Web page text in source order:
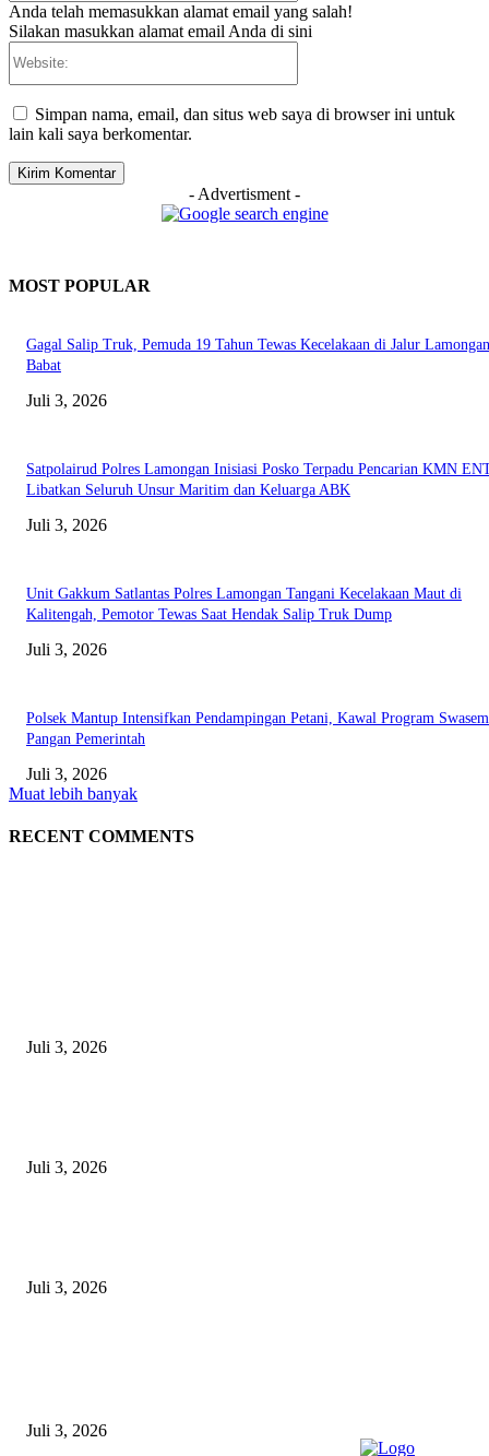
Anda telah memasukkan alamat email yang salah!
Silakan masukkan alamat email Anda di sini
Simpan nama, email, dan situs web saya di browser ini untuk
lain kali saya berkomentar.
- Advertisment -
MOST POPULAR
Gagal Salip Truk, Pemuda 19 Tahun Tewas Kecelakaan di Jalur
Babat
Juli 3, 2026
Satpolairud Polres Lamongan Inisiasi Posko Terpadu Pencarian KMN
Libatkan Seluruh Unsur Maritim dan Keluarga ABK
Juli 3, 2026
Unit Gakkum Satlantas Polres Lamongan Tangani Kecelakaan Maut di
Kalitengah, Pemotor Tewas Saat Hendak Salip Truk Dump
Juli 3, 2026
Polsek Mantup Intensifkan Pendampingan Petani, Kawal Program
Pangan Pemerintah
Juli 3, 2026
Muat lebih banyak
RECENT COMMENTS
Juli 3, 2026
Juli 3, 2026
Juli 3, 2026
Juli 3, 2026